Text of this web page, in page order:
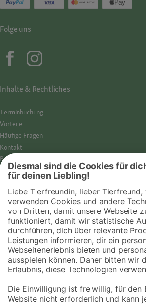
Inhalte & Rechtliches
Termin­buchung
Vorteile
Häufige Fragen
Kontakt
Barrierefreiheit
Impressum
Datenschutz­hinweise
Cookies
AGB
Entdecke Fressnapf
Tierversicherung
GPS-Tracker
Fressnapf Salon
Online-Shop
Folge uns